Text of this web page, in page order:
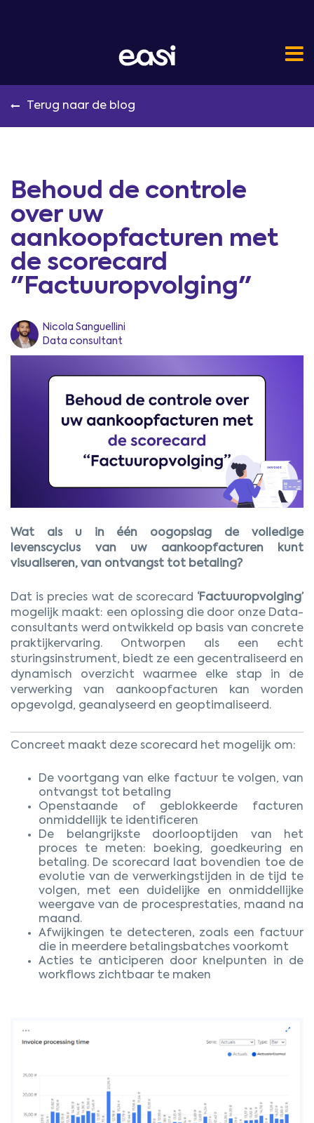
Terug naar de blog
Behoud de controle
over uw
aankoopfacturen met
de scorecard
"Factuuropvolging"
Nicola Sanguellini
Data consultant
Wat als u in één oogopslag de volledige
levenscyclus van uw aankoopfacturen kunt
visualiseren, van ontvangst tot betaling?
Dat is precies wat de scorecard ‘Factuuropvolging’
mogelijk maakt: een oplossing die door onze Data-
consultants werd ontwikkeld op basis van concrete
praktijkervaring. Ontworpen als een echt
sturingsinstrument, biedt ze een gecentraliseerd en
dynamisch overzicht waarmee elke stap in de
verwerking van aankoopfacturen kan worden
opgevolgd, geanalyseerd en geoptimaliseerd.
Concreet maakt deze scorecard het mogelijk om:
De voortgang van elke factuur te volgen, van
ontvangst tot betaling
Openstaande of geblokkeerde facturen
onmiddellijk te identificeren
De belangrijkste doorlooptijden van het
proces te meten: boeking, goedkeuring en
betaling. De scorecard laat bovendien toe de
evolutie van de verwerkingstijden in de tijd te
volgen, met een duidelijke en onmiddellijke
weergave van de procesprestaties, maand na
maand.
Afwijkingen te detecteren, zoals een factuur
die in meerdere betalingsbatches voorkomt
Acties te anticiperen door knelpunten in de
workflows zichtbaar te maken